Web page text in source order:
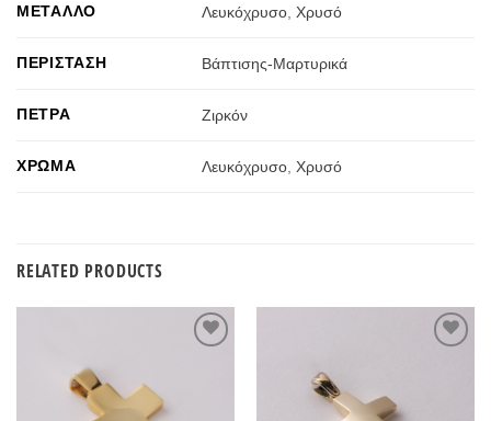
ΜΈΤΑΛΛΟ Λευκόχρυσο Χρυσό
ΠΕΡΊΣΤΑΣΗ Βάπτισης-Μαρτυρικά
ΠΈΤΡΑ Ζιρκόν
ΧΡΏΜΑ Λευκόχρυσο Χρυσό
RELATED PRODUCTS